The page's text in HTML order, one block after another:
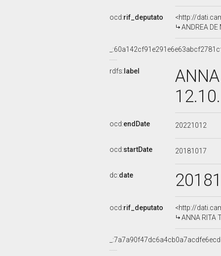
ocd:rif_deputato
<http://
ANDREA
rdfs: label
ocd:endDate 20221012
ocd:startDate 20181017
dc:date
ocd:rif_deputato
<http://
ANNA RITA